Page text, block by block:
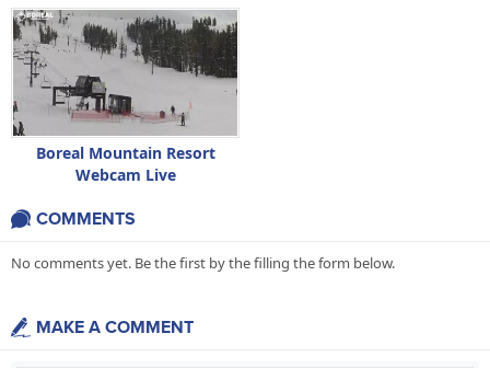
Boreal Mountain Resort
Webcam Live
COMMENTS
No comments yet. Be the first by the filling the form below.
MAKE A COMMENT